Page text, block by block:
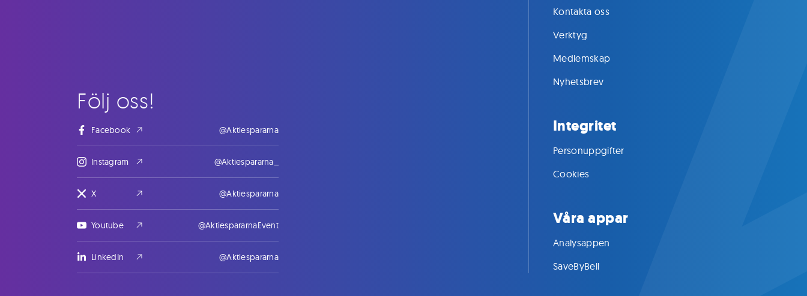
Följ oss!
Facebook @Aktiespararna
Instagram @Aktiespararna_
X @Aktiespararna
Youtube @AktiespararnaEvent
LinkedIn @Aktiespararna
Kontakta oss
Verktyg
Medlemskap
Nyhetsbrev
Integritet
Personuppgifter
Cookies
Våra appar
Analysappen
SaveByBell